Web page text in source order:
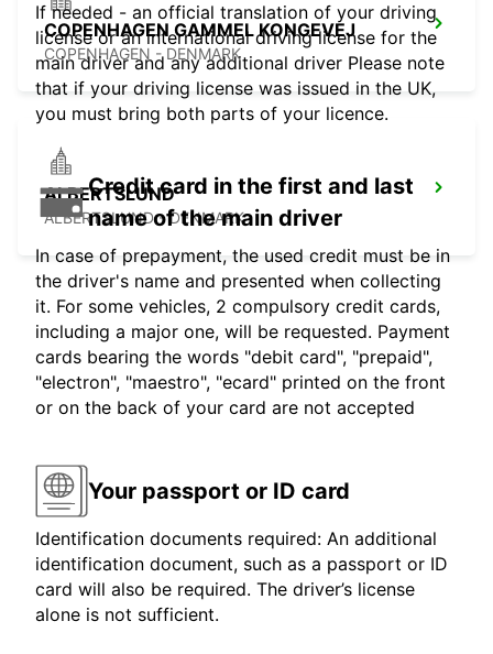
COPENHAGEN GAMMEL KONGEVEJ
COPENHAGEN - DENMARK
ALBERTSLUND
ALBERTSLUND - DENMARK
If needed - an official translation of your driving
license or an international driving license for the
main driver and any additional driver Please note
that if your driving license was issued in the UK,
you must bring both parts of your licence.
Credit card in the first and last
name of the main driver
In case of prepayment, the used credit must be in
the driver's name and presented when collecting
it. For some vehicles, 2 compulsory credit cards,
including a major one, will be requested. Payment
cards bearing the words "debit card", "prepaid",
"electron", "maestro", "ecard" printed on the front
or on the back of your card are not accepted
Your passport or ID card
Identification documents required: An additional
identification document, such as a passport or ID
card will also be required. The driver’s license
alone is not sufficient.